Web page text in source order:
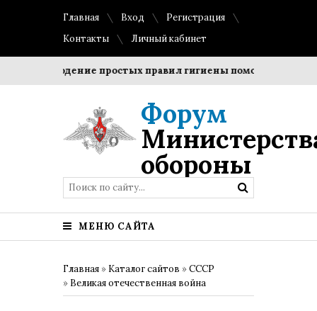
Главная Вход
Регистрация
Контакты
Личный кабинет
Соблюдение простых правил гигиены помогает
Форум
обороны
МЕНЮ САЙТА
Главная » Каталог сайтов »СССР
» Великая отечественная война